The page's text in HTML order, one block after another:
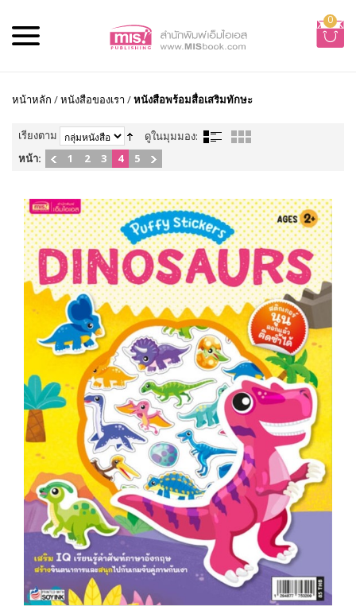
0
หน้าหลัก /หนังสือของเรา /หนังสือพร้อมสื่อเสริมทักษะ
เรียงตาม
ดูในมุมมอง:
หน้า:
1 2 3 4 5